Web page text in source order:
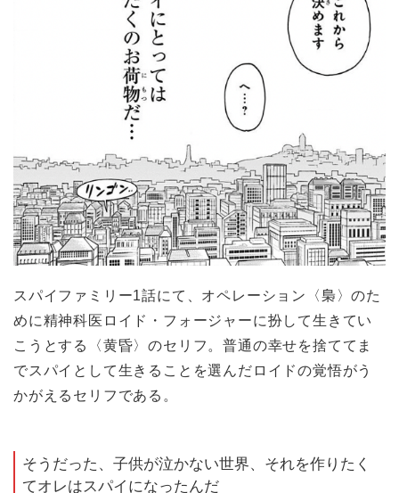
スパイファミリー1話にて、オペレーション〈梟〉のた
めに精神科医ロイド・フォージャーに扮して生きてい
こうとする〈黄昏〉のセリフ。普通の幸せを捨ててま
でスパイとして生きることを選んだロイドの覚悟がう
かがえるセリフである。
そうだった、子供が泣かない世界、それを作りたく
てオレはスパイになったんだ